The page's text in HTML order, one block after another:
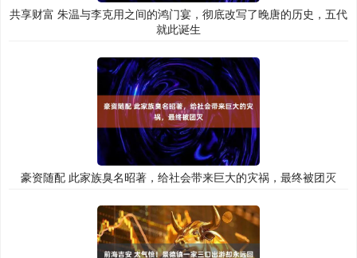
共享财富 朱温与李克用之间的鸿门宴，彻底改写了晚唐的历史，五代
就此诞生
豪资随配 此家族臭名昭著，给社会带来巨大的灾祸，最终被团灭